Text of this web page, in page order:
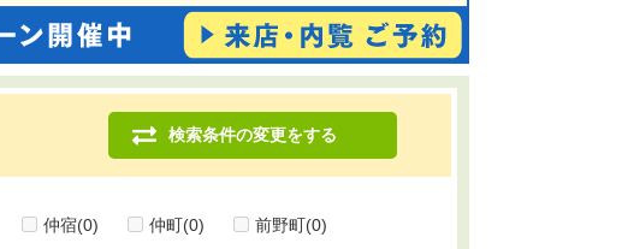
検索条件の変更をする
仲宿(0) 仲町(0) 前野町(0)